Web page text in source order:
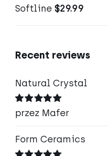
Softline $29.99
Recent reviews
Natural Crystal
Oceniono5
na 5
przez Mafer
Form Ceramics